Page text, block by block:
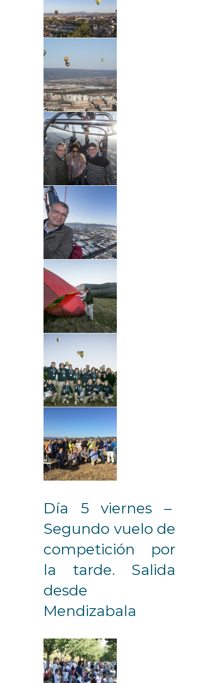
Día 5 viernes –
Segundo vuelo de
competición por
la tarde. Salida
desde
Mendizabala